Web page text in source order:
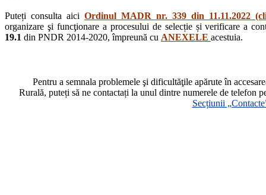
Puteți consulta aici Ordinul MADR nr. 339 din 11.11.2022
organizare şi funcţionare a procesului de selecție și verificare a
19.1 din PNDR 2014-2020, împreună cu ANEXELE acestuia.
Pentru a semnala problemele şi dificultăţile apărute în
Rurală, puteți să ne contactați la unul dintre numerele de telefon
Secțiunii